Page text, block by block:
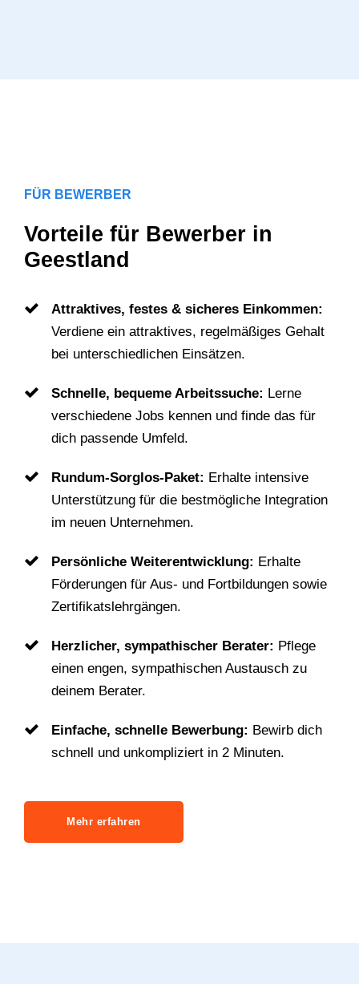
FÜR BEWERBER
Vorteile für Bewerber in
Geestland
Attraktives, festes & sicheres Einkommen:
Verdiene ein attraktives, regelmäßiges Gehalt
bei unterschiedlichen Einsätzen.
Schnelle, bequeme Arbeitssuche: Lerne
verschiedene Jobs kennen und finde das für
dich passende Umfeld.
Rundum-Sorglos-Paket: Erhalte intensive
Unterstützung für die bestmögliche Integration
im neuen Unternehmen.
Persönliche Weiterentwicklung: Erhalte
Förderungen für Aus- und Fortbildungen sowie
Zertifikatslehrgängen.
Herzlicher, sympathischer Berater: Pflege
einen engen, sympathischen Austausch zu
deinem Berater.
Einfache, schnelle Bewerbung: Bewirb dich
schnell und unkompliziert in 2 Minuten.
Mehr erfahren